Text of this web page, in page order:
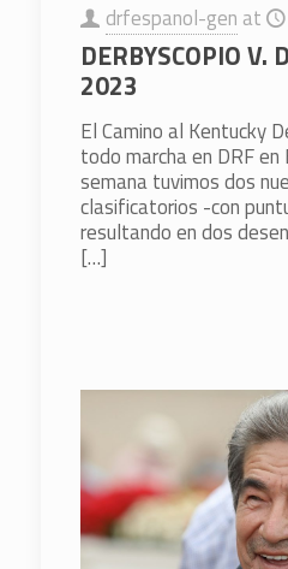
drfespanol-gen at
DERBYSCOPIO
2023
El Camino al Kentucky
todo marcha en DRF
semana tuvimos dos
clasificatorios -con
resultando en dos
[…]